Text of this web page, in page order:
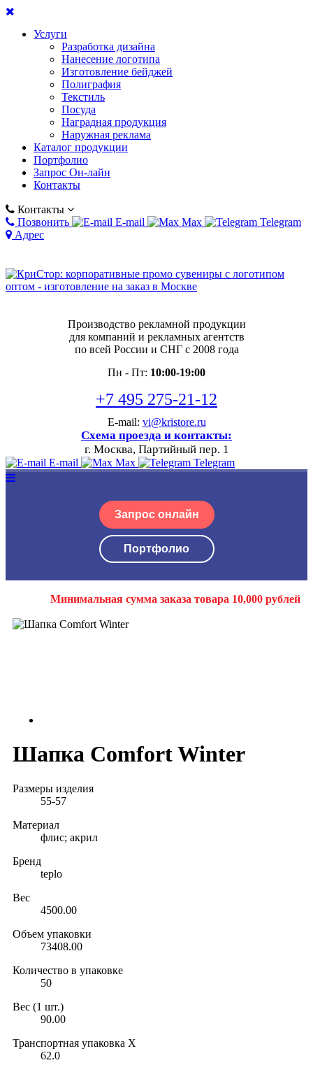
Услуги
Разработка дизайна
Нанесение логотипа
Изготовление бейджей
Полиграфия
Текстиль
Посуда
Наградная продукция
Наружная реклама
Каталог продукции
Портфолио
Запрос Он-лайн
Контакты
Контакты
Позвонить
E-mail Max
Telegram
Адрес
Производство рекламной продукции
для компаний и рекламных агентств
по всей России и СНГ с 2008 года
Пн - Пт: 10:00-19:00
+7 495 275-21-12
E-mail: vi@kristore.ru
Схема проезда и контакты:
г. Москва, Партийный пер. 1
E-mail Max Telegram
Запрос онлайн
Портфолио
Минимальная сумма заказа товара 10,000 рублей
Шапка Comfort Winter
Размеры изделия
55-57
Материал
флис; акрил
Бренд
teplo
Вес
4500.00
Объем упаковки
73408.00
Количество в упаковке
50
Вес (1 шт.)
90.00
Транспортная упаковка X
62.0